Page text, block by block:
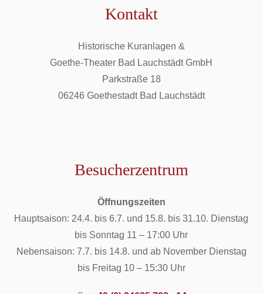
Kontakt
Historische Kuranlagen &
Goethe-Theater Bad Lauchstädt GmbH
Parkstraße 18
06246 Goethestadt Bad Lauchstädt
Besucherzentrum
Öffnungszeiten
Hauptsaison: 24.4. bis 6.7. und 15.8. bis 31.10. Dienstag
bis Sonntag 11 – 17:00 Uhr
Nebensaison: 7.7. bis 14.8. und ab November Dienstag
bis Freitag 10 – 15:30 Uhr